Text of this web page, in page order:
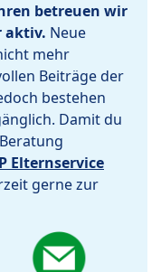
betreuen wir
aktiv. Neue
mehr
Beiträge der
bestehen
Damit du
Elternservice
gerne zur